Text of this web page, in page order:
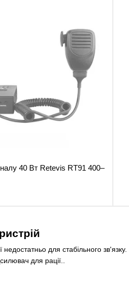
для стабільного
для рації..
40 Вт Retevis RT91 400–